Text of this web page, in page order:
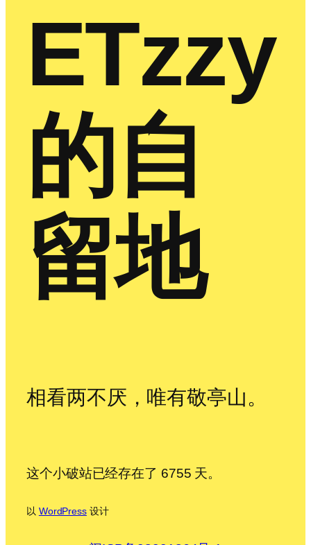
ETzzy
的自
留地
相看两不厌，唯有敬亭山。
这个小破站已经存在了 6755 天。
以 WordPress设计